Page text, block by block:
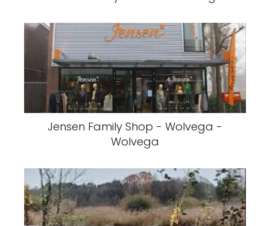
Jensen Family Shop - Wolvega -
Wolvega